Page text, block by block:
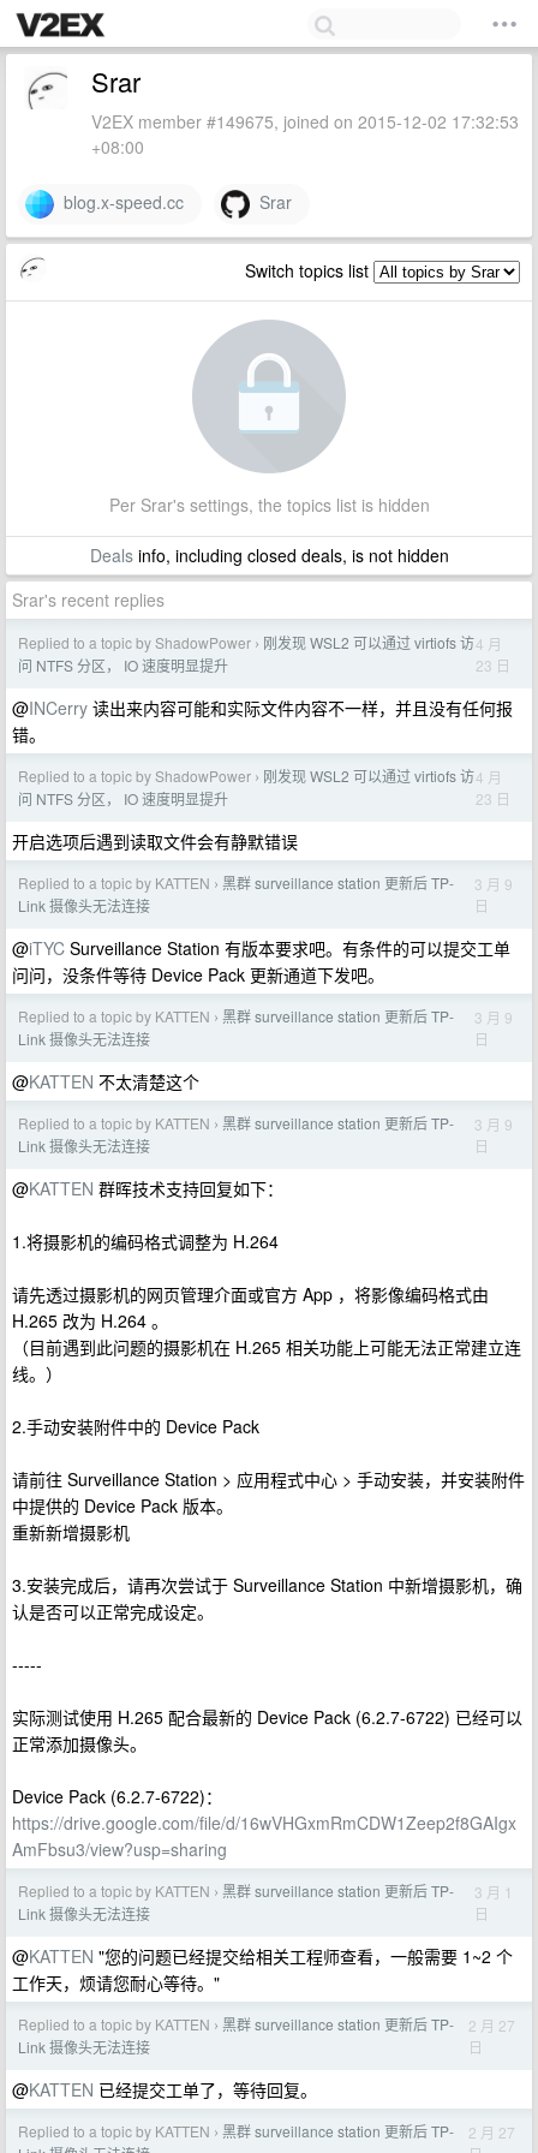
Srar
V2EX member #149675, joined on 2015-12-02 17:32:53
+08:00
blog.x-speed.cc Srar
Switch topics list
Per Srar's settings, the topics list is hidden
Dealsinfo, including closed deals, is not hidden
Srar's recent replies
Replied to a topic by ShadowPower › 刚发现 WSL2 可以通过 virtiofs 访
问 NTFS 分区， IO 速度明显提升
4 月
23 日
@INCerry 读出来内容可能和实际文件内容不一样，并且没有任何报
错。
Replied to a topic by ShadowPower › 刚发现 WSL2 可以通过 virtiofs 访
问 NTFS 分区， IO 速度明显提升
4 月
23 日
开启选项后遇到读取文件会有静默错误
Replied to a topic by KATTEN › 黑群 surveillance station 更新后 TP-
Link 摄像头无法连接
3 月 9
日
@iTYC Surveillance Station 有版本要求吧。有条件的可以提交工单
问问，没条件等待 Device Pack 更新通道下发吧。
Replied to a topic by KATTEN › 黑群 surveillance station 更新后 TP-
Link 摄像头无法连接
3 月 9
日
@KATTEN 不太清楚这个
Replied to a topic by KATTEN › 黑群 surveillance station 更新后 TP-
Link 摄像头无法连接
3 月 9
日
@KATTEN 群晖技术支持回复如下：
1.将摄影机的编码格式调整为 H.264
请先透过摄影机的网页管理介面或官方 App ，将影像编码格式由
H.265 改为 H.264 。
（目前遇到此问题的摄影机在 H.265 相关功能上可能无法正常建立连
线。）
2.手动安装附件中的 Device Pack
请前往 Surveillance Station > 应用程式中心 > 手动安装，并安装附件
中提供的 Device Pack 版本。
重新新增摄影机
3.安装完成后，请再次尝试于 Surveillance Station 中新增摄影机，确
认是否可以正常完成设定。
-----
实际测试使用 H.265 配合最新的 Device Pack (6.2.7-6722) 已经可以
正常添加摄像头。
Device Pack (6.2.7-6722)：
https://drive.google.com/file/d/16wVHGxmRmCDW1Zeep2f8GAIgx
AmFbsu3/view?usp=sharing
Replied to a topic by KATTEN › 黑群 surveillance station 更新后 TP-
Link 摄像头无法连接
3 月 1
日
@KATTEN "您的问题已经提交给相关工程师查看，一般需要 1~2 个
工作天，烦请您耐心等待。"
Replied to a topic by KATTEN › 黑群 surveillance station 更新后 TP-
Link 摄像头无法连接
2 月 27
日
@KATTEN 已经提交工单了，等待回复。
Replied to a topic by KATTEN › 黑群 surveillance station 更新后 TP-
2 月 27